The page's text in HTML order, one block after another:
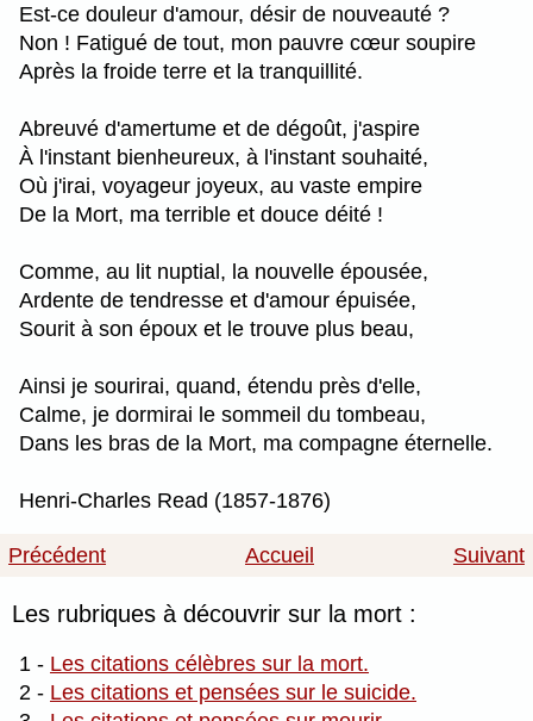
Est-ce douleur d'amour, désir de nouveauté ?
Non ! Fatigué de tout, mon pauvre cœur soupire
Après la froide terre et la tranquillité.
Abreuvé d'amertume et de dégoût, j'aspire
À l'instant bienheureux, à l'instant souhaité,
Où j'irai, voyageur joyeux, au vaste empire
De la Mort, ma terrible et douce déité !
Comme, au lit nuptial, la nouvelle épousée,
Ardente de tendresse et d'amour épuisée,
Sourit à son époux et le trouve plus beau,
Ainsi je sourirai, quand, étendu près d'elle,
Calme, je dormirai le sommeil du tombeau,
Dans les bras de la Mort, ma compagne éternelle.
Henri-Charles Read (1857-1876)
Précédent Accueil Suivant
Les rubriques à découvrir sur la mort :
1 - Les citations célèbres sur la mort.
2 - Les citations et pensées sur le suicide.